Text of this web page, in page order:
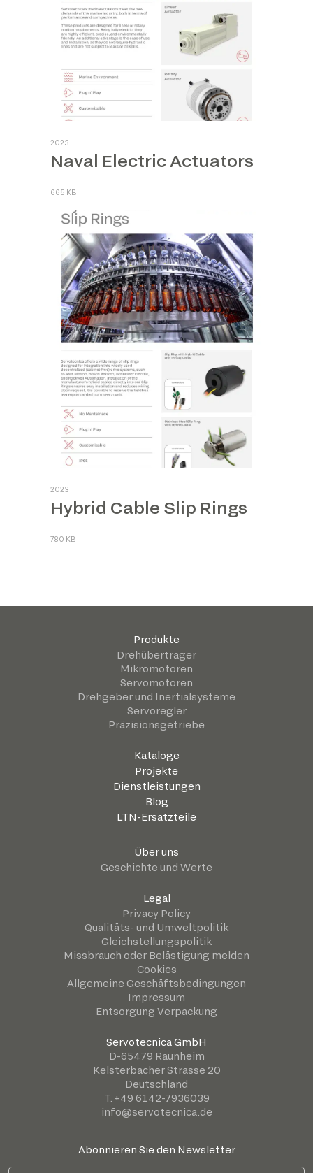
2023
Naval Electric Actuators
665 KB
2023
Hybrid Cable Slip Rings
780 KB
Produkte
Drehübertrager
Mikromotoren
Servomotoren
Drehgeber und Inertialsysteme
Servoregler
Präzisionsgetriebe
Kataloge
Projekte
Dienstleistungen
Blog
LTN-Ersatzteile
Über uns
Geschichte und Werte
Legal
Privacy Policy
Qualitäts- und Umweltpolitik
Gleichstellungspolitik
Missbrauch oder Belästigung melden
Cookies
Allgemeine Geschäftsbedingungen
Impressum
Entsorgung Verpackung
Servotecnica GmbH
D-65479 Raunheim
Kelsterbacher Strasse 20
Deutschland
T. +49 6142-7936039
info@servotecnica.de
Abonnieren Sie den Newsletter